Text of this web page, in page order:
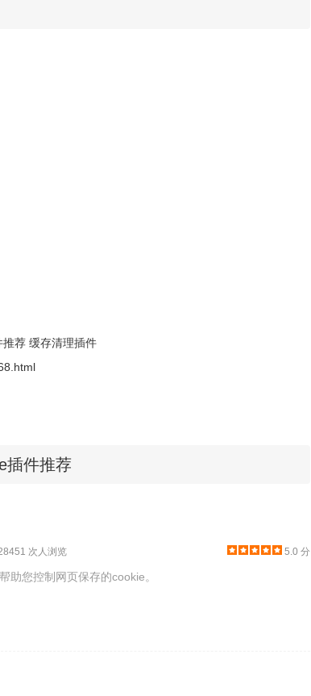
以使用了。
推荐 缓存清理插件
插件推荐
次人浏览 5.0 分
助您控制网页保存的cookie。